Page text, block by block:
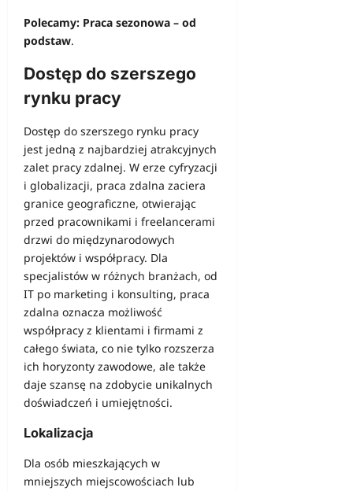
Polecamy: Praca sezonowa – od
podstaw.
Dostęp do szerszego
rynku pracy
Dostęp do szerszego rynku pracy
jest jedną z najbardziej atrakcyjnych
zalet pracy zdalnej. W erze cyfryzacji
i globalizacji, praca zdalna zaciera
granice geograficzne, otwierając
przed pracownikami i freelancerami
drzwi do międzynarodowych
projektów i współpracy. Dla
specjalistów w różnych branżach, od
IT po marketing i konsulting, praca
zdalna oznacza możliwość
współpracy z klientami i firmami z
całego świata, co nie tylko rozszerza
ich horyzonty zawodowe, ale także
daje szansę na zdobycie unikalnych
doświadczeń i umiejętności.
Lokalizacja
Dla osób mieszkających w
mniejszych miejscowościach lub